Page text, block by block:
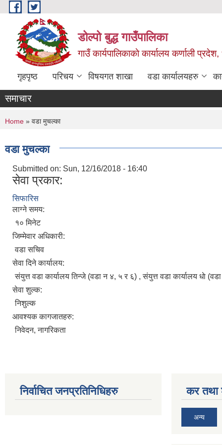
Skip to main content
डोल्पो बुद्ध गाउँपालिका
गाउँ कार्यपालिकाकाे कार्यालय कर्णाली प्रदेश,
गृहपृष्ठ परिचय विषयगत शाखा वडा कार्यालयहरु
समाचार
You are here
Home » वडा मुचल्का
वडा मुचल्का
Submitted on: Sun, 12/16/2018 - 16:40
सेवा प्रकार:
सिफारिस
लाग्ने समय:
१० मिनेट
जिम्मेवार अधिकारी:
वडा सचिव
सेवा दिने कार्यालय:
संयुत्त वडा कार्यालय तिन्जे (वडा न‌‍ ४, ५ र ६) , संयुत्त वडा कार्यालय धाे
सेवा शुल्क:
निशुल्क
आवश्यक कागजातहरु:
निवेदन, नागरिकता
निर्वाचित जनप्रतिनिधिहरु कर
अन्य